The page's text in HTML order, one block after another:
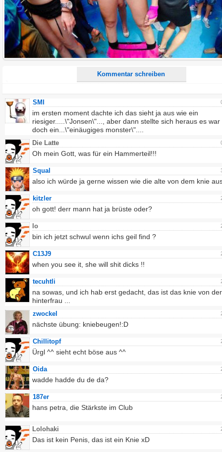
Kommentar schreiben
Alle HTML-Tags außer <br>, <strike> und <i> werden aus Deinem Kommentar entfernt.
URLs werden automatisch umgewandelt. Bitte verwende "www." oder "http://" in URLs
Ich möchte eine E-Mail, wenn zu meinem Kommentar Antworten erscheinen.
Ich möchte eine E-Mail, wenn auf dieser Seite weitere Kommentare erscheinen.
SMI
im ersten moment dachte ich das sieht ja aus wie ein
riesiger.....\"Jonsen\"..., aber dann stellte sich heraus es war
doch ein...\"einäugiges monster\"....
Die Latte
Oh mein Gott, was für ein Hammerteil!!!
Squal
also ich würde ja gerne wissen wie die alte von dem knie
kitzler
oh gott! derr mann hat ja brüste oder?
lo
bin ich jetzt schwul wenn ichs geil find ?
C13J9
when you see it, she will shit dicks !!
tecuhtli
na sowas, und ich hab erst gedacht, das ist das knie von der
hinterfrau ...
zwockel
nächste übung: kniebeugen!:D
Chillitopf
Ürgl ^^ sieht echt böse aus ^^
Oida
wadde hadde du de da?
187er
hans petra, die Stärkste im Club
Lolohaki
Das ist kein Penis, das ist ein Knie xD